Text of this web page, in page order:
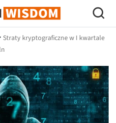
Bitcoina
Straty kryptograficzne w I kwartale